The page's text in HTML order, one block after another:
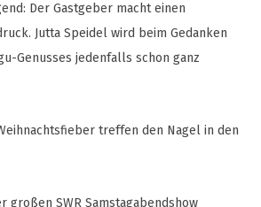
Der Gastgeber macht einen
Jutta Speidel wird beim Gedanken
Genusses jedenfalls schon ganz
treffen den Nagel in den
großen SWR Samstagabendshow